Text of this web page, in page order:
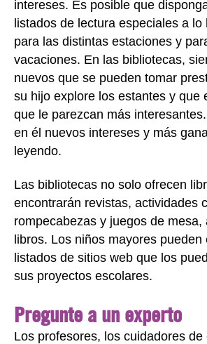
intereses. Es posible que
listados de lectura especiales a lo
para las distintas estaciones y
vacaciones. En las bibliotecas,
nuevos que se pueden tomar
su hijo explore los estantes y que
que le parezcan más
en él nuevos intereses y más
leyendo.
Las bibliotecas no solo ofrecen
encontrarán revistas, actividades
rompecabezas y juegos de
libros. Los niños mayores pueden
listados de sitios web que los
sus proyectos escolares.
Pregunte a un experto
Los profesores, los cuidadores